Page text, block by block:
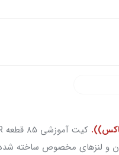
و لنزهای مخصوص ساخته